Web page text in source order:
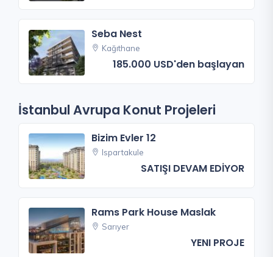
Seba Nest
Kağıthane
185.000 USD'den başlayan
İstanbul Avrupa Konut Projeleri
Bizim Evler 12
Ispartakule
SATIŞI DEVAM EDİYOR
Rams Park House Maslak
Sarıyer
YENI PROJE